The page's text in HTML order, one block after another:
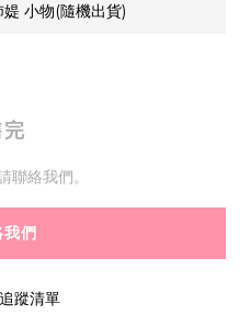
小物(隨機出貨)
聯絡我們。
們
蹤清單